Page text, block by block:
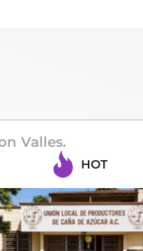
Valles.
HOT